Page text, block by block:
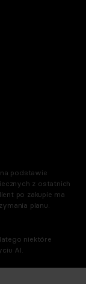
podstawie
z ostatnich
po zakupie ma
planu.
niektóre
AI.